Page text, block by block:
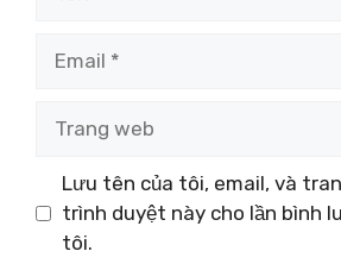
web
Lưu tên của tôi, email, và
trình duyệt này cho lần bình
tôi.